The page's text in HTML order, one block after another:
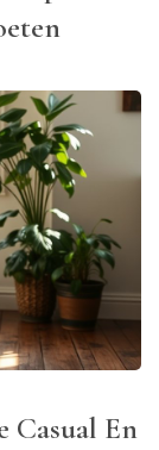
Casual En